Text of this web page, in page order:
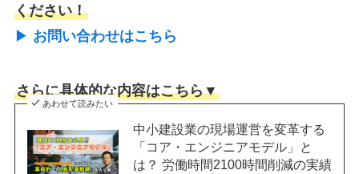
ください！
▶︎ お問い合わせはこちら
さらに具体的な内容はこちら▼
あわせて読みたい
中小建設業の現場運営を変革する
「コア・エンジニアモデル」と
は？ 労働時間2100時間削減の実績